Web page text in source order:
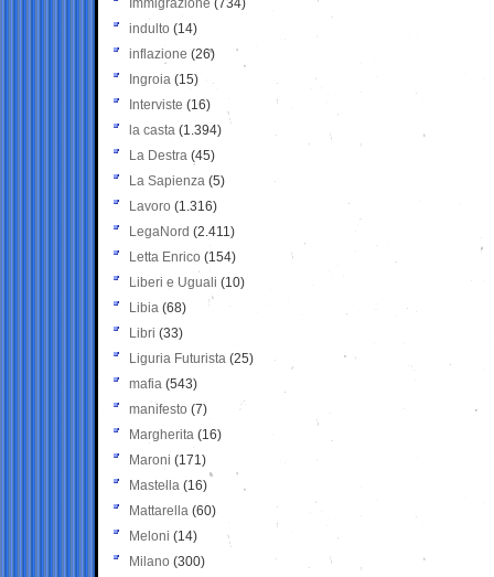
Immigrazione (734)
indulto (14)
inflazione (26)
Ingroia (15)
Interviste (16)
la casta (1.394)
La Destra (45)
La Sapienza (5)
Lavoro (1.316)
LegaNord (2.411)
Letta Enrico (154)
Liberi e Uguali (10)
Libia (68)
Libri (33)
Liguria Futurista (25)
mafia (543)
manifesto (7)
Margherita (16)
Maroni (171)
Mastella (16)
Mattarella (60)
Meloni (14)
Milano (300)